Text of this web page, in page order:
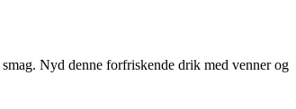
Nyd denne forfriskende drik med venner og